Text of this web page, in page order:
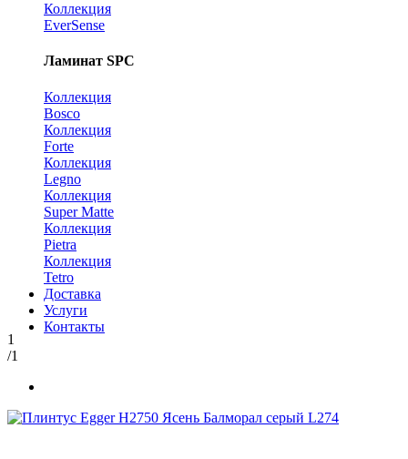
Коллекция
EverSense
Ламинат SPC
Коллекция
Bosco
Коллекция
Forte
Коллекция
Legno
Коллекция
Super Matte
Коллекция
Pietra
Коллекция
Tetro
Доставка
Услуги
Контакты
1
/1